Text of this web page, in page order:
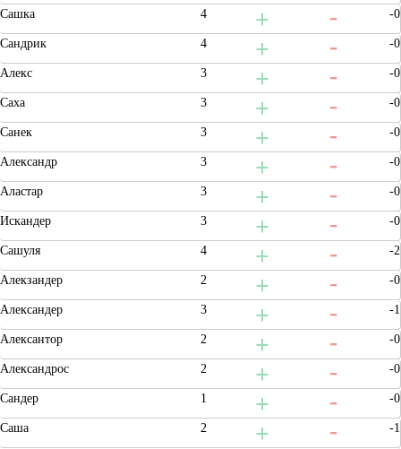
Сашка 4 -0
Сандрик 4 -0
Алекс 3 -0
Саха 3 -0
Санек 3 -0
Александр 3 -0
Аластар 3 -0
Искандер 3 -0
Сашуля 4 -2
Алекзандер 2 -0
Александер 3 -1
Алексантор 2 -0
Александрос 2 -0
Сандер 1 -0
Саша 2 -1